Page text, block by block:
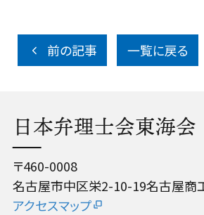
前の記事 一覧に戻る
日本弁理士会東海会
〒460-0008
名古屋市中区栄2-10-19名古屋商
アクセスマップ